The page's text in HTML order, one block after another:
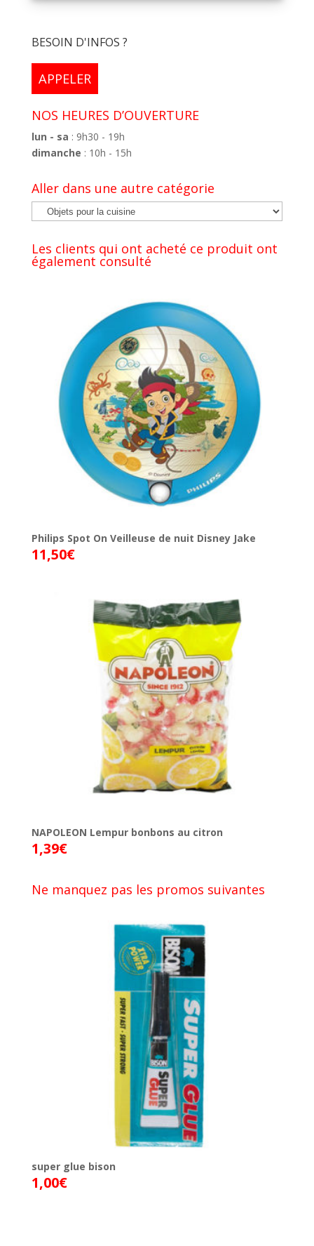
BESOIN D'INFOS ?
APPELER
NOS HEURES D’OUVERTURE
lun - sa : 9h30 - 19h
dimanche : 10h - 15h
Aller dans une autre catégorie
Les clients qui ont acheté ce produit ont
également consulté
Philips Spot On Veilleuse de nuit Disney Jake
11,50€
NAPOLEON Lempur bonbons au citron
1,39€
Ne manquez pas les promos suivantes
super glue bison
1,00€